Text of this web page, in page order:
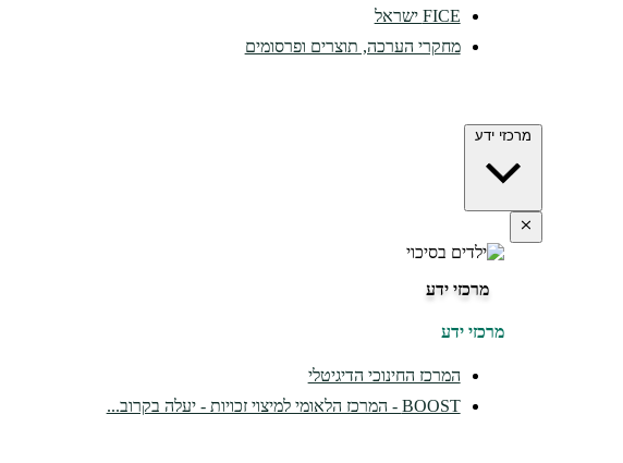
FICE ישראל
מחקרי הערכה, תוצרים ופרסומים
מרכזי ידע
מרכזי ידע
מרכזי ידע
המרכז החינוכי הדיגיטלי
BOOST - המרכז הלאומי למיצוי זכויות - יעלה בקרוב...